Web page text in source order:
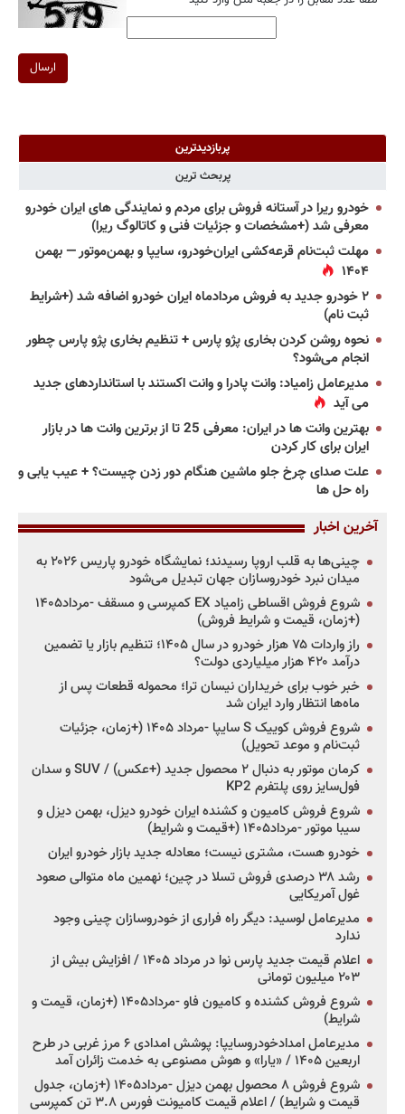
ارسال
پربازدیدترین
پربحث ترین
خودرو ریرا در آستانه فروش برای مردم و نمایندگی های ایران خودرو
معرفی شد (+مشخصات و جزئیات فنی و کاتالوگ ریرا)
مهلت ثبت‌نام قرعه‌کشی ایران‌خودرو، سایپا و بهمن‌موتور — بهمن
۱۴۰۴
۲ خودرو جدید به فروش مردادماه ایران خودرو اضافه شد (+شرایط
ثبت نام)
نحوه روشن کردن بخاری پژو پارس + تنظیم بخاری پژو پارس چطور
انجام می‌شود؟
مدیرعامل زامیاد: وانت پادرا و وانت اکستند با استانداردهای جدید
می آید
بهترین وانت ها در ایران: معرفی 25 تا از برترین وانت ها در بازار
ایران برای کار کردن
علت صدای چرخ جلو ماشین هنگام دور زدن چیست؟ + عیب یابی و
راه حل ها
آخرین اخبار
چینی‌ها به قلب اروپا رسیدند؛ نمایشگاه خودرو پاریس ۲۰۲۶ به
میدان نبرد خودروسازان جهان تبدیل می‌شود
شروع فروش اقساطی زامیاد EX کمپرسی و مسقف -مرداد۱۴۰۵
(+زمان، قیمت و شرایط فروش)
راز واردات ۷۵ هزار خودرو در سال ۱۴۰۵؛ تنظیم بازار یا تضمین
درآمد ۴۲۰ هزار میلیاردی دولت؟
خبر خوب برای خریداران نیسان ترا؛ محموله قطعات پس از
ماه‌ها انتظار وارد ایران شد
شروع فروش کوییک S سایپا -مرداد ۱۴۰۵ (+زمان، جزئیات
ثبت‌نام و موعد تحویل)
کرمان موتور به دنبال ۲ محصول جدید (+عکس) / SUV و سدان
فول‌سایز روی پلتفرم KP2
شروع فروش کامیون و کشنده ایران خودرو دیزل، بهمن دیزل و
سیبا موتور -مرداد۱۴۰۵ (+قیمت و شرایط)
خودرو هست، مشتری نیست؛ معادله جدید بازار خودرو ایران
رشد ۳۸ درصدی فروش تسلا در چین؛ نهمین ماه متوالی صعود
غول آمریکایی
مدیرعامل لوسید: دیگر راه فراری از خودروسازان چینی وجود
ندارد
اعلام قیمت جدید پارس نوا در مرداد ۱۴۰۵ / افزایش بیش از
۲۰۳ میلیون تومانی
شروع فروش کشنده و کامیون فاو -مرداد۱۴۰۵ (+زمان، قیمت و
شرایط)
مدیرعامل امدادخودروسایپا: پوشش امدادی ۶ مرز غربی در طرح
اربعین ۱۴۰۵ / «یارا» و هوش مصنوعی به خدمت زائران آمد
شروع فروش ۸ محصول بهمن دیزل -مرداد۱۴۰۵ (+زمان، جدول
قیمت و شرایط) / اعلام قیمت کامیونت فورس ۳.۸ تن کمپرسی